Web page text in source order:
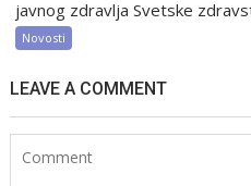
javnog zdravlja Svetske
Novosti
LEAVE A COMMENT